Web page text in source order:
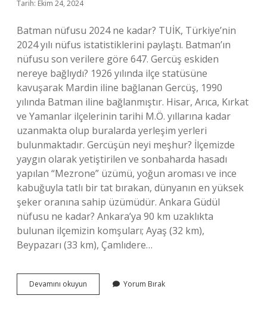
Tarih: Ekim 24, 2024
Batman nüfusu 2024 ne kadar? TUİK, Türkiye’nin
2024 yılı nüfus istatistiklerini paylaştı. Batman’ın
nüfusu son verilere göre 647. Gercüş eskiden
nereye bağlıydı? 1926 yılında ilçe statüsüne
kavuşarak Mardin iline bağlanan Gercüş, 1990
yılında Batman iline bağlanmıştır. Hisar, Arıca, Kırkat
ve Yamanlar ilçelerinin tarihi M.Ö. yıllarına kadar
uzanmakta olup buralarda yerleşim yerleri
bulunmaktadır. Gercüşün neyi meşhur? İlçemizde
yaygın olarak yetiştirilen ve sonbaharda hasadı
yapılan “Mezrone” üzümü, yoğun aroması ve ince
kabuğuyla tatlı bir tat bırakan, dünyanın en yüksek
şeker oranına sahip üzümüdür. Ankara Güdül
nüfusu ne kadar? Ankara’ya 90 km uzaklıkta
bulunan ilçemizin komşuları; Ayaş (32 km),
Beypazarı (33 km), Çamlıdere…
Devamını okuyun Gercüşün
Nüfusu
Yorum Bırak